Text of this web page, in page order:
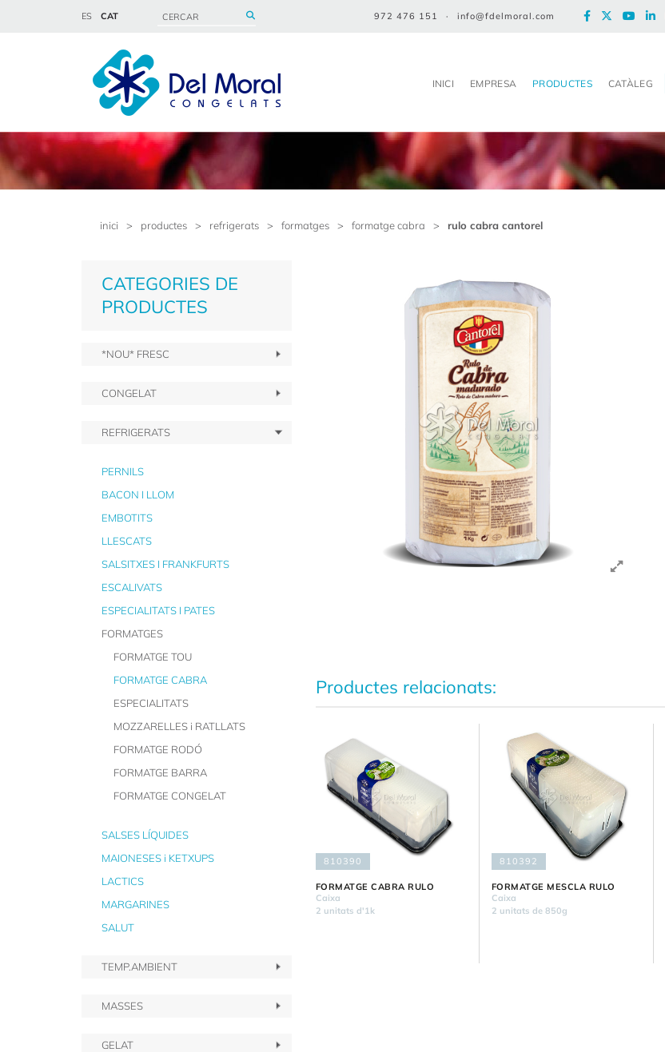
ES CAT 972 476 151 · info@fdelmoral.com
INICI EMPRESA PRODUCTES CATÀLEG
inici > productes > refrigerats > formatges > formatge cabra > rulo cabra cantorel
CATEGORIES DE
PRODUCTES
*NOU* FRESC
CONGELAT
REFRIGERATS
PERNILS
BACON I LLOM
EMBOTITS
LLESCATS
SALSITXES I FRANKFURTS
ESCALIVATS
ESPECIALITATS I PATES
FORMATGES
FORMATGE TOU
FORMATGE CABRA
ESPECIALITATS
MOZZARELLES i RATLLATS
FORMATGE RODÓ
FORMATGE BARRA
FORMATGE CONGELAT
SALSES LÍQUIDES
MAIONESES i KETXUPS
LACTICS
MARGARINES
SALUT
TEMP.AMBIENT
MASSES
GELAT
Productes relacionats:
810390
FORMATGE CABRA RULO
Caixa
2 unitats d'1k
810392
FORMATGE MESCLA RULO
Caixa
2 unitats de 850g